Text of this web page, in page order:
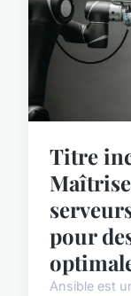
Titre
pour
Ansible est